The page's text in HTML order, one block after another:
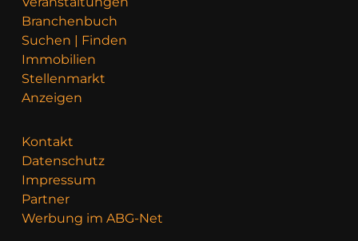
Branchenbuch
Suchen | Finden
Immobilien
Stellenmarkt
Anzeigen
Kontakt
Datenschutz
Impressum
Partner
Werbung im ABG-Net